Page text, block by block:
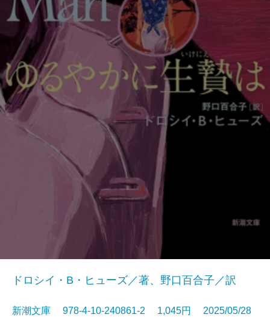
ドロシイ・B・ヒューズ／著、野口百合子／訳
新潮文庫 978-4-10-240861-2 1,045円 2025/05/28